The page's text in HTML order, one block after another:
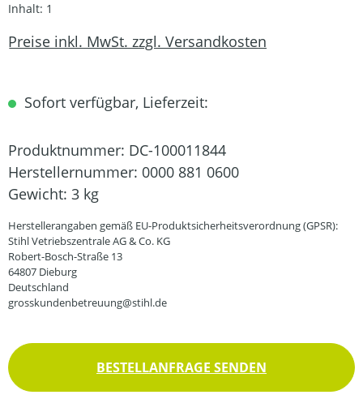
Inhalt: 1
Preise inkl. MwSt. zzgl. Versandkosten
Sofort verfügbar, Lieferzeit:
Produktnummer: DC-100011844
Herstellernummer: 0000 881 0600
Gewicht: 3 kg
Herstellerangaben gemäß EU-Produktsicherheitsverordnung (GPSR):
Stihl Vetriebszentrale AG & Co. KG
Robert-Bosch-Straße 13
64807 Dieburg
Deutschland
grosskundenbetreuung@stihl.de
BESTELLANFRAGE SENDEN